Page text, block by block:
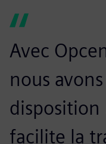
Avec
nous
facilite la